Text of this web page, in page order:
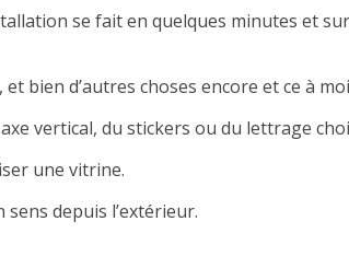
se fait en quelques minutes et
bien d’autres choses encore et ce à
vertical, du stickers ou du lettrage
une vitrine.
depuis l’extérieur.